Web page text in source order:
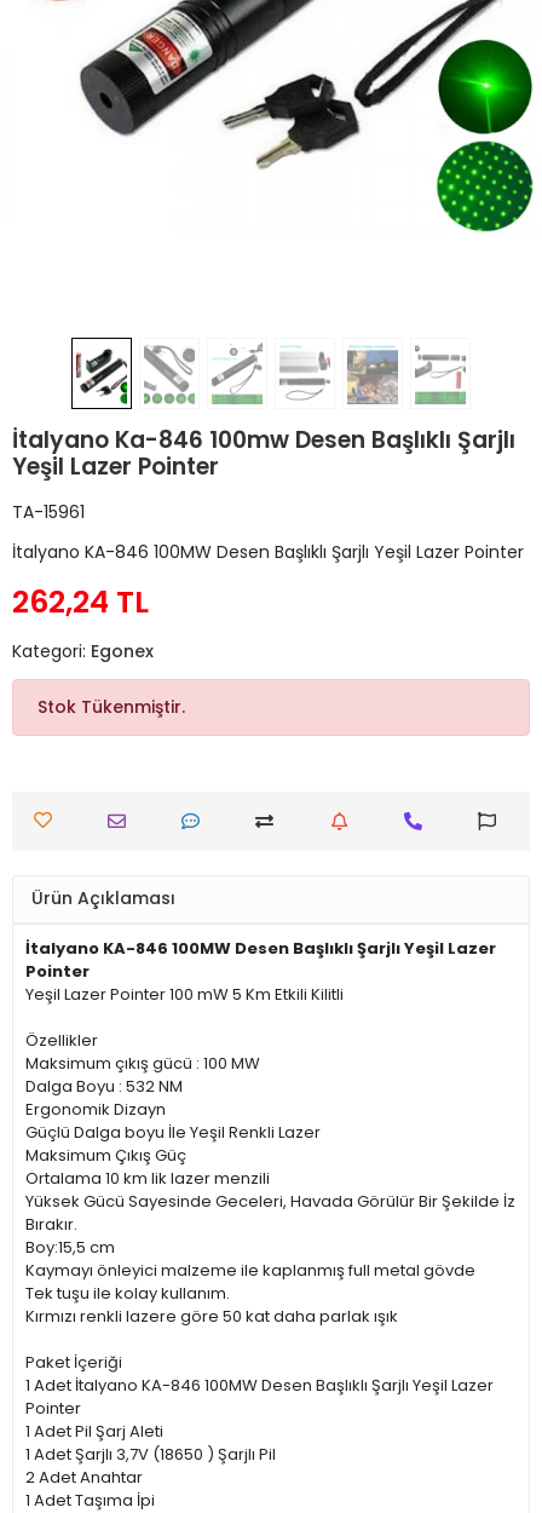
İtalyano Ka-846 100mw Desen Başlıklı Şarjlı
Yeşil Lazer Pointer
TA-15961
İtalyano KA-846 100MW Desen Başlıklı Şarjlı Yeşil Lazer Pointer
262,24 TL
Kategori: Egonex
Stok Tükenmiştir.
Ürün Açıklaması
İtalyano KA-846 100MW Desen Başlıklı Şarjlı Yeşil Lazer
Pointer
Yeşil Lazer Pointer 100 mW 5 Km Etkili Kilitli
Özellikler
Maksimum çıkış gücü : 100 MW
Dalga Boyu : 532 NM
Ergonomik Dizayn
Güçlü Dalga boyu İle Yeşil Renkli Lazer
Maksimum Çıkış Güç
Ortalama 10 km lik lazer menzili
Yüksek Gücü Sayesinde Geceleri, Havada Görülür Bir Şekilde İz
Bırakır.
Boy:15,5 cm
Kaymayı önleyici malzeme ile kaplanmış full metal gövde
Tek tuşu ile kolay kullanım.
Kırmızı renkli lazere göre 50 kat daha parlak ışık
Paket İçeriği
1 Adet İtalyano KA-846 100MW Desen Başlıklı Şarjlı Yeşil Lazer
Pointer
1 Adet Pil Şarj Aleti
1 Adet Şarjlı 3,7V (18650 ) Şarjlı Pil
2 Adet Anahtar
1 Adet Taşıma İpi